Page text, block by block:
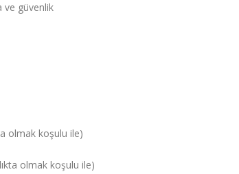
ve güvenlik
olmak koşulu ile)
olmak koşulu ile)